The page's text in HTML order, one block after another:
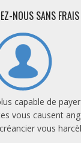
NOUS SANS FRAIS
capable de
vous causent
vous